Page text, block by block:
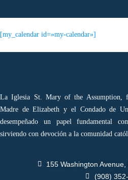
[my_calendar id=»my-calendar»]
La Iglesia St. Mary of the Assumption,
Madre de Elizabeth y el Condado de
desempeñado un papel fundamental
sirviendo con devoción a la comunidad
155 Washington
(908)